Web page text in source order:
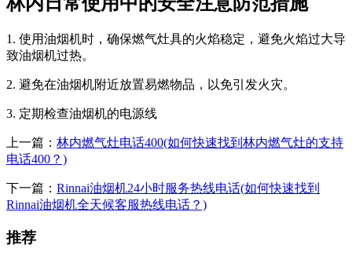
1. 使用油烟机时，确保燃气灶具的火焰稳定，避免火焰过大导
致油烟机过热。
2. 避免在油烟机附近放置易燃物品，以免引发火灾。
3. 定期检查油烟机的电源线
上一篇： 林内燃气灶电话400(如何快速找到林内燃气灶的支持
电话400？)
下一篇： Rinnai油烟机24小时服务热线电话(如何快速找到
Rinnai油烟机全天候客服热线电话？)
推荐